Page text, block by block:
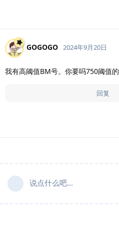
GOGOGO 2024年9月20日
我有高阈值BM号。你要吗750阈值的
回复
说点什么吧...